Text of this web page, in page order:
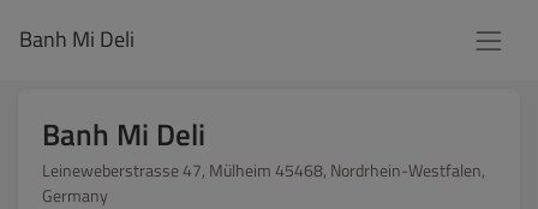
Banh Mi Deli
Banh Mi Deli
Leineweberstrasse 47, Mülheim 45468, Nordrhein-Westfalen,
Germany